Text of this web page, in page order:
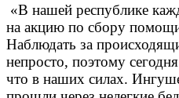
«В нашей республике
на акцию по сбору
Наблюдать за
непросто, поэтому
что в наших силах.